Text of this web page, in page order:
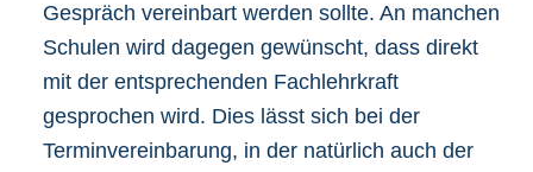
Gespräch vereinbart werden sollte. An manchen
Schulen wird dagegen gewünscht, dass direkt
mit der entsprechenden Fachlehrkraft
gesprochen wird. Dies lässt sich bei der
Terminvereinbarung, in der natürlich auch der